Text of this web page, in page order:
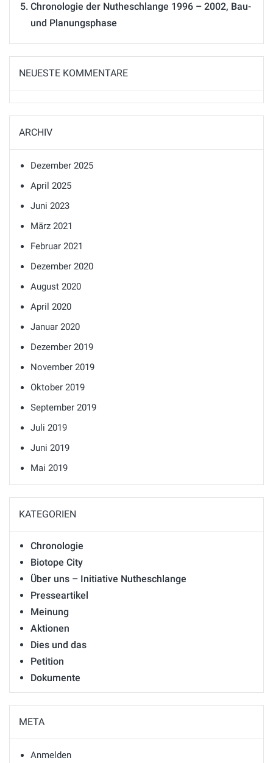
Chronologie der Nutheschlange 1996 – 2002, Bau-
und Planungsphase
NEUESTE KOMMENTARE
ARCHIV
Dezember 2025
April 2025
Juni 2023
März 2021
Februar 2021
Dezember 2020
August 2020
April 2020
Januar 2020
Dezember 2019
November 2019
Oktober 2019
September 2019
Juli 2019
Juni 2019
Mai 2019
KATEGORIEN
Chronologie
Biotope City
Über uns – Initiative Nutheschlange
Presseartikel
Meinung
Aktionen
Dies und das
Petition
Dokumente
META
Anmelden